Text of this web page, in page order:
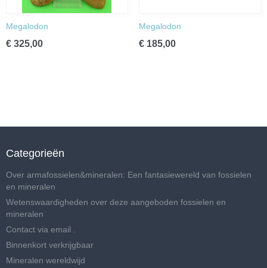
Megalodon
€ 325,00
Megalodon
€ 185,00
Categorieën
Over armafossielen&mineralen: Een fantasiewereld van fossielen
en mineralen
Wetenswaardigheden over deze aangeboden fossielen en
mineralen
Contact via email .
Binnenkort verkrijgbaar
Mineralen wereldwijd